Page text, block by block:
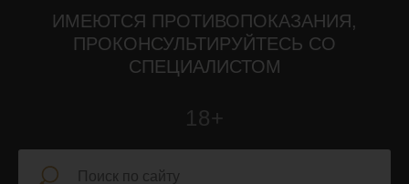
ИМЕЮТСЯ ПРОТИВОПОКАЗАНИЯ,
ПРОКОНСУЛЬТИРУЙТЕСЬ СО
СПЕЦИАЛИСТОМ
18+